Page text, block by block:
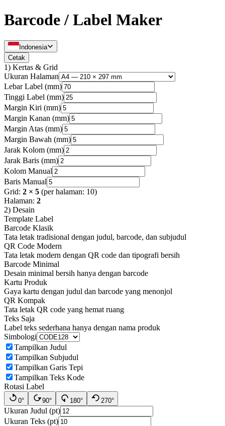
Barcode / Label Maker
Indonesia
Cetak
1) Kertas & Grid
Ukuran Halaman
Lebar Label (mm)
Tinggi Label (mm)
Margin Kiri (mm)
Margin Kanan (mm)
Margin Atas (mm)
Margin Bawah (mm)
Jarak Kolom (mm)
Jarak Baris (mm)
Kolom Manual
Baris Manual
Grid: 2 × 5 (per halaman: 10)
Halaman: 2
2) Desain
Template Label
Barcode Klasik
Tata letak tradisional dengan judul, barcode, dan subjudul
QR Code Modern
Tata letak modern dengan QR code dan tipografi bersih
Barcode Minimal
Desain minimal bersih hanya dengan barcode
Kartu Produk
Gaya kartu dengan judul dan barcode yang menonjol
QR Kompak
Tata letak QR code yang hemat ruang
Teks Saja
Label teks sederhana hanya dengan nama produk
Simbologi
Tampilkan Judul
Tampilkan Subjudul
Tampilkan Garis Tepi
Tampilkan Teks Kode
Rotasi Label
0° 90° 180° 270°
Ukuran Judul (pt)
Ukuran Teks (pt)